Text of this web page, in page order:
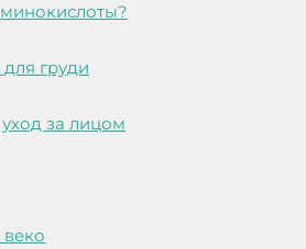
груди
за лицом
веко